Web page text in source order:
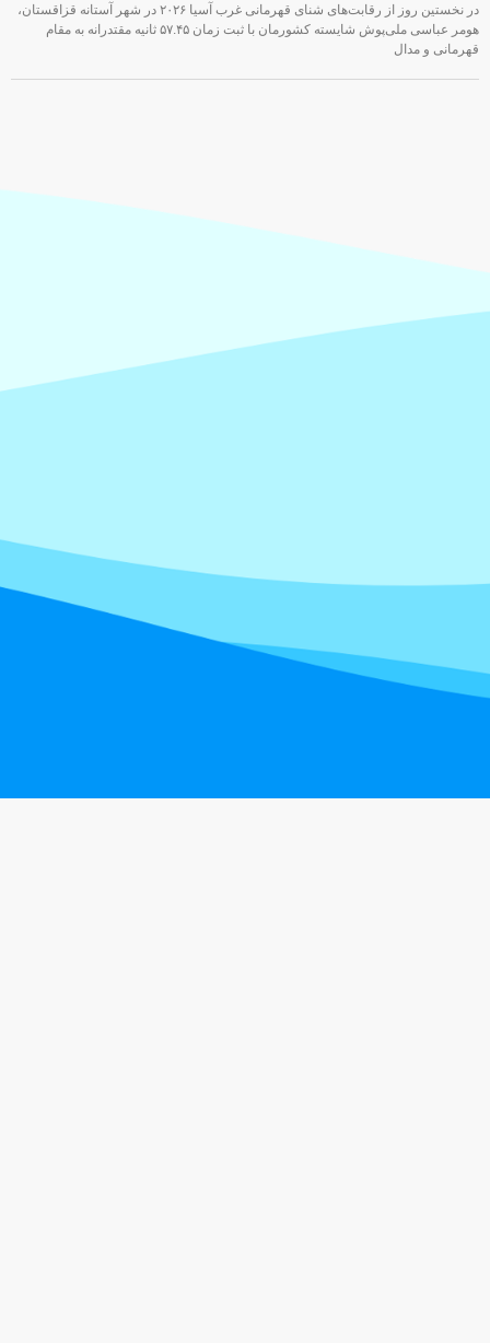
در نخستین روز از رقابت‌های شنای قهرمانی غرب آسیا ۲۰۲۶ در شهر آستانه قزاقستان،
هومر عباسی ملی‌پوش شایسته کشورمان با ثبت زمان ۵۷.۴۵ ثانیه مقتدرانه به مقام
قهرمانی و مدال